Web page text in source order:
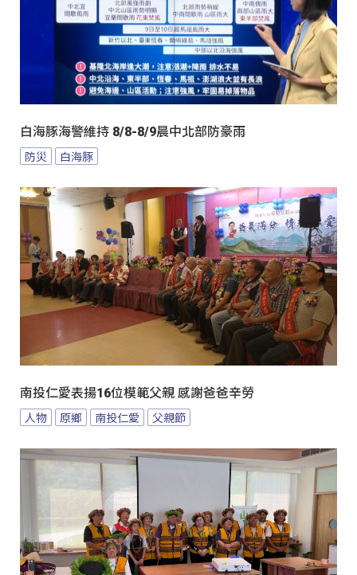
白海豚海警維持 8/8-8/9晨中北部防豪雨
防災 白海豚
南投仁愛表揚16位模範父親 感謝爸爸辛勞
人物 原鄉 南投仁愛 父親節